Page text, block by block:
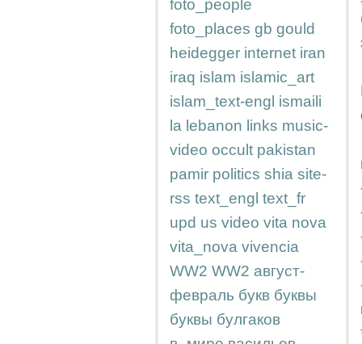
foto_people
foto_places gb gould
heidegger internet iran
iraq islam islamic_art
islam_text-engl ismaili
la lebanon links music-
video occult pakistan
pamir politics shia site-
rss text_engl text_fr
upd us video vita nova
vita_nova vivencia
WW2 WW2 август-
февраль букв буквы
буквы булгаков